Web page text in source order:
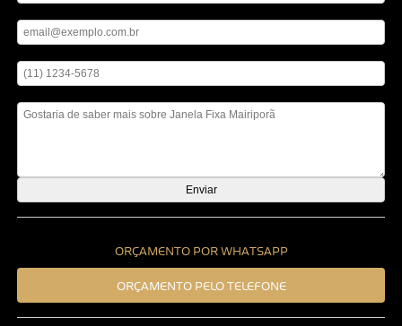
ORÇAMENTO POR WHATSAPP
ORÇAMENTO PELO TELEFONE